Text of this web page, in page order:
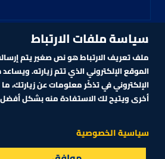
اشترك
2026
CNBCARABIA.COM. ALL RIGHTS RESERVED
سياسة ملفات الارتباط
ملف تعريف الارتباط هو نص صغير يتم
الموقع الإلكتروني الذي تتم زيارته.
الإلكتروني في تذكّر معلومات عن زيارتك،
أخرى ويتيح لك الاستفادة منه بشكل
سياسية الخصوصية